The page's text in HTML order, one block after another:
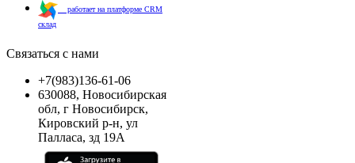
работает на платформе CRM
склад
Связаться с нами
+7(983)136-61-06
630088, Новосибирская
обл, г Новосибирск,
Кировский р-н, ул
Палласа, зд 19А